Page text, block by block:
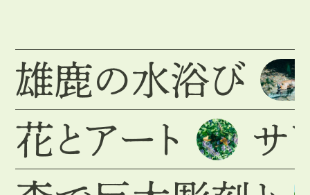
雄鹿の水浴び
花とアート
サ